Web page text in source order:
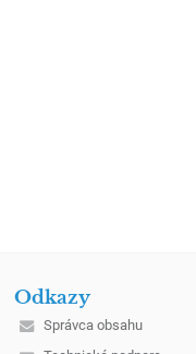
Odkazy
Správca obsahu